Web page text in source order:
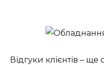
Відгуки клієнтів –